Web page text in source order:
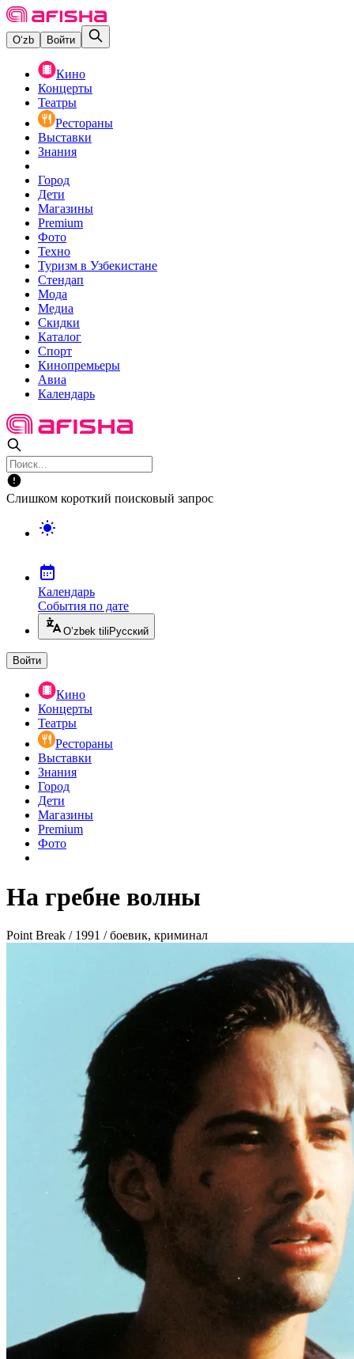
O‘zb Войти
Кино
Концерты
Театры
Рестораны
Выставки
Знания
Город
Дети
Магазины
Premium
Фото
Техно
Туризм в Узбекистане
Стендап
Мода
Медиа
Скидки
Каталог
Спорт
Кинопремьеры
Авиа
Календарь
Слишком короткий поисковый запрос
Календарь
События по дате
O’zbek tili Русский
Войти
Кино
Концерты
Театры
Рестораны
Выставки
Знания
Город
Дети
Магазины
Premium
Фото
На гребне волны
Point Break / 1991 / боевик, криминал